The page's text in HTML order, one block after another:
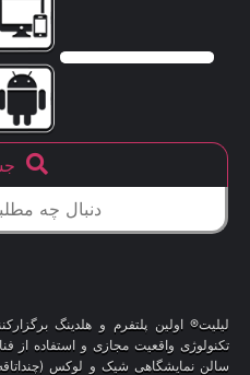
لیلیت® اولین پلتفرم و هلدینگ
تکنولوژی واقعیت مجازی و استفاده
سالن نمایشگاهی شیک و لوکس